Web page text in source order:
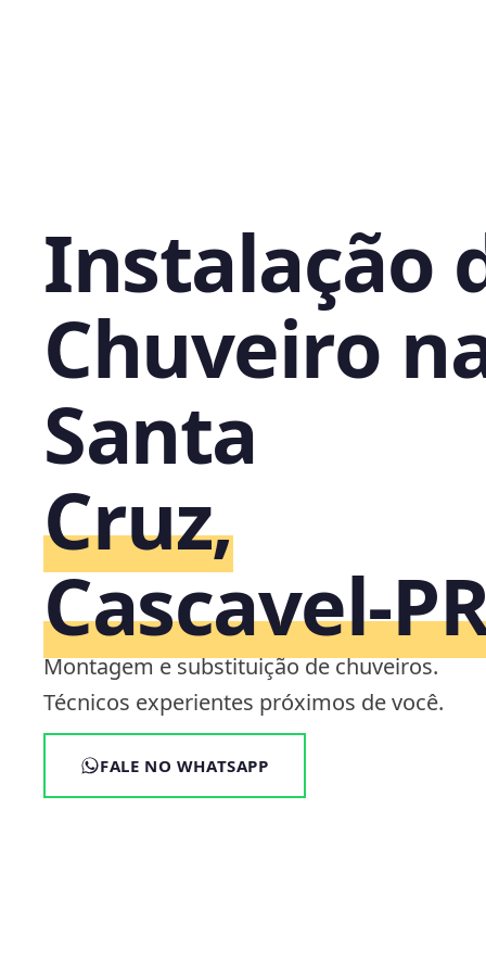
Instalação
Chuveiro
Santa
Cruz,
Montagem e substituição de chuveiros.
Técnicos experientes próximos de você.
FALE NO WHATSAPP